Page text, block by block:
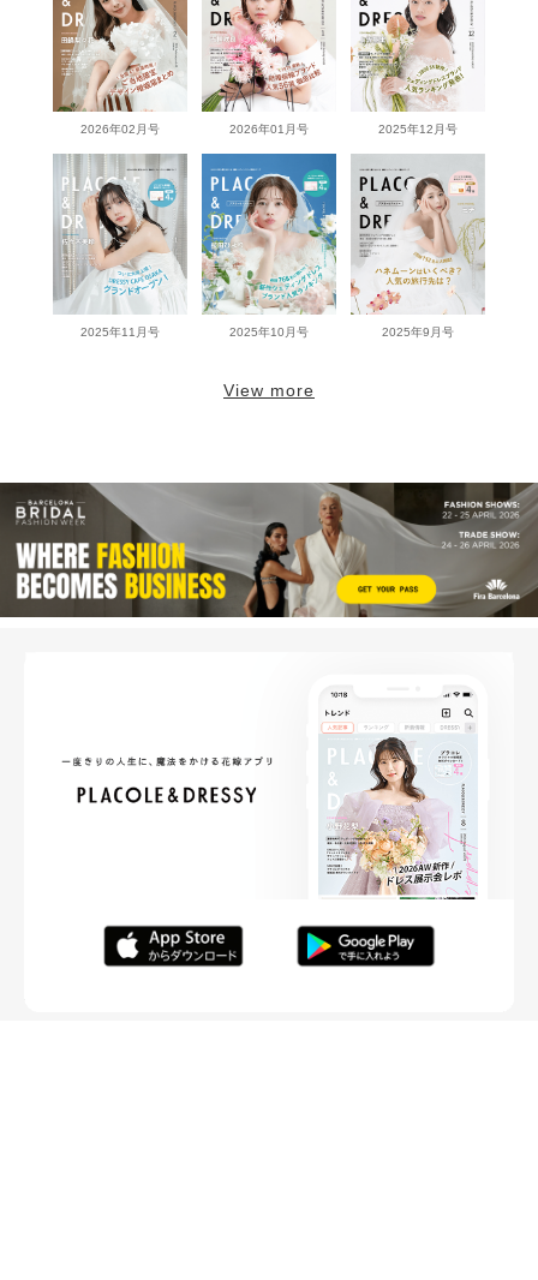
2026年02月号 2026年01月号 2025年12月号
2025年11月号 2025年10月号 2025年9月号
View more